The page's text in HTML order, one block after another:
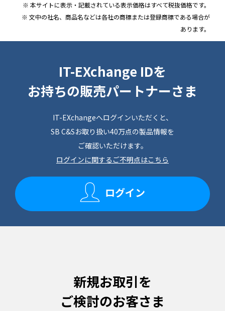
※ 本サイトに表示・記載されている表示価格はすべて税抜価格です。
※ 文中の社名、商品名などは各社の商標または登録商標である場合が
あります。
IT-EXchange IDを
お持ちの販売パートナーさま
IT-EXchangeへログインいただくと、
SB C&Sお取り扱い40万点の製品情報を
ご確認いただけます。
ログインに関するご不明点はこちら
ログイン
新規お取引を
ご検討のお客さま